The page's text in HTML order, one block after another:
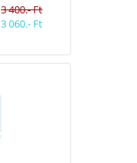
3 400.- Ft
3 060.- Ft